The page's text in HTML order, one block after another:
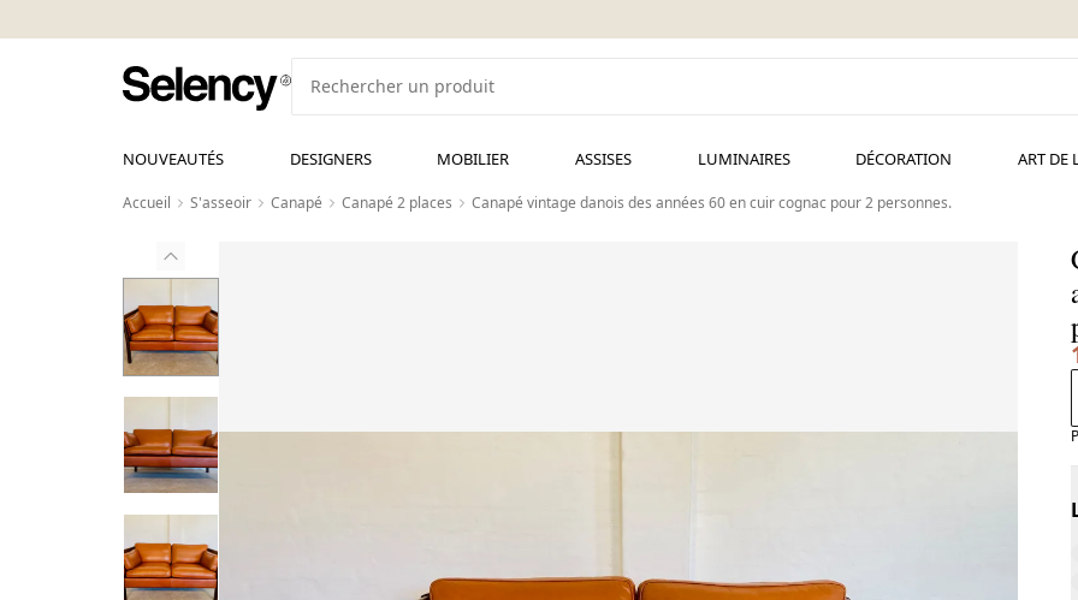
NOUVEAUTÉS DESIGNERS MOBILIER ASSISES LUMINAIRES DÉCORATION ART DE
Accueil S'asseoir Canapé Canapé 2 places Canapé vintage danois des années 60 en cuir cognac pour 2 personnes.